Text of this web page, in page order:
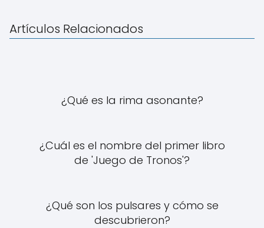
Artículos Relacionados
¿Qué es la rima asonante?
¿Cuál es el nombre del primer libro
de 'Juego de Tronos'?
¿Qué son los pulsares y cómo se
descubrieron?